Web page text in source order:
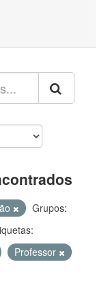
Grupos:
Professor